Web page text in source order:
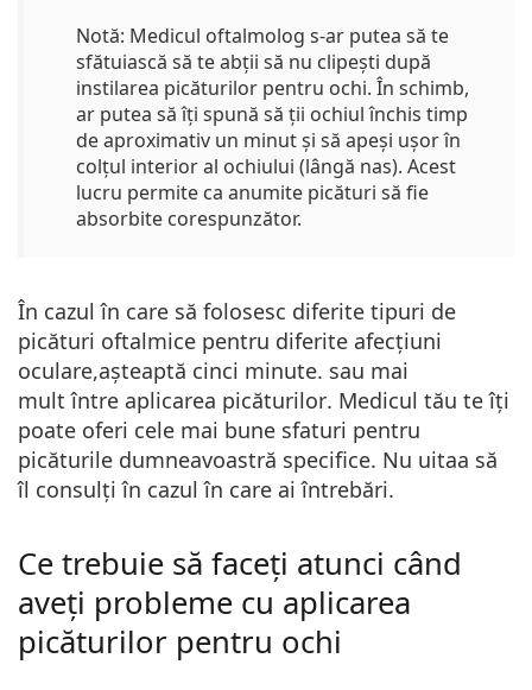
Notă: Medicul oftalmolog s-ar putea să te
sfătuiască să te abții să nu clipești după
instilarea picăturilor pentru ochi. În schimb,
ar putea să îți spună să ții ochiul închis timp
de aproximativ un minut și să apeși ușorîn
colțul interior al ochiului (lângă nas). Acest
lucru permite ca anumite picături să fie
absorbite corespunzător.
În cazul în care să folosesc diferite tipuri de
picături oftalmice pentru diferite afecțiuni
oculare,așteaptă cinci minute. sau mai
mult între aplicarea picăturilor. Medicul tău te îți
poate oferi cele mai bune sfaturi pentru
picăturile dumneavoastră specifice. Nu uitaa să
îl consulți în cazul în care ai întrebări.
Ce trebuie să faceți atunci când
aveți probleme cu aplicarea
picăturilor pentru ochi